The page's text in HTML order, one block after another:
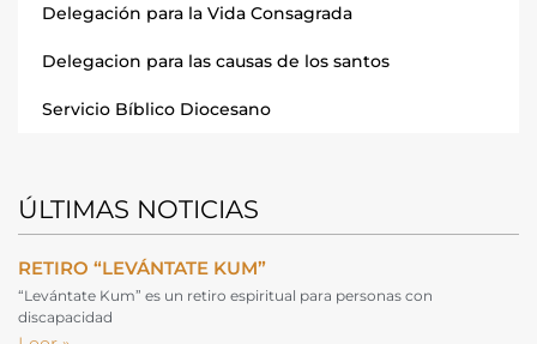
Delegación para la Vida Consagrada
Delegacion para las causas de los santos
Servicio Bíblico Diocesano
ÚLTIMAS NOTICIAS
RETIRO “LEVÁNTATE KUM”
“Levántate Kum” es un retiro espiritual para personas con
discapacidad